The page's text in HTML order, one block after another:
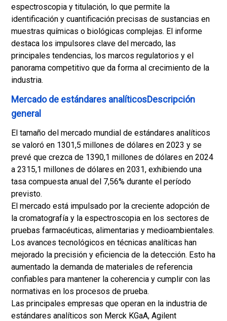
espectroscopia y titulación, lo que permite la
identificación y cuantificación precisas de sustancias en
muestras químicas o biológicas complejas. El informe
destaca los impulsores clave del mercado, las
principales tendencias, los marcos regulatorios y el
panorama competitivo que da forma al crecimiento de la
industria.
Mercado de estándares analíticosDescripción
general
El tamaño del mercado mundial de estándares analíticos
se valoró en 1301,5 millones de dólares en 2023 y se
prevé que crezca de 1390,1 millones de dólares en 2024
a 2315,1 millones de dólares en 2031, exhibiendo una
tasa compuesta anual del 7,56% durante el período
previsto.
El mercado está impulsado por la creciente adopción de
la cromatografía y la espectroscopia en los sectores de
pruebas farmacéuticas, alimentarias y medioambientales.
Los avances tecnológicos en técnicas analíticas han
mejorado la precisión y eficiencia de la detección. Esto ha
aumentado la demanda de materiales de referencia
confiables para mantener la coherencia y cumplir con las
normativas en los procesos de prueba.
Las principales empresas que operan en la industria de
estándares analíticos son Merck KGaA, Agilent